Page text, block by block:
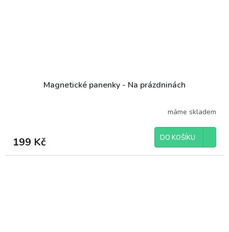
Magnetické panenky - Na prázdninách
máme skladem
199 Kč DO KOŠÍKU